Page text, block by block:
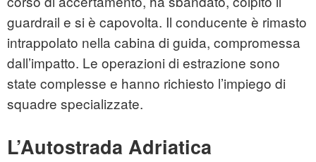
guardrail e si è capovolta. Il conducente è rimasto
intrappolato nella cabina di guida, compromessa
dall’impatto. Le operazioni di estrazione sono
state complesse e hanno richiesto l’impiego di
squadre specializzate.
L’Autostrada Adriatica